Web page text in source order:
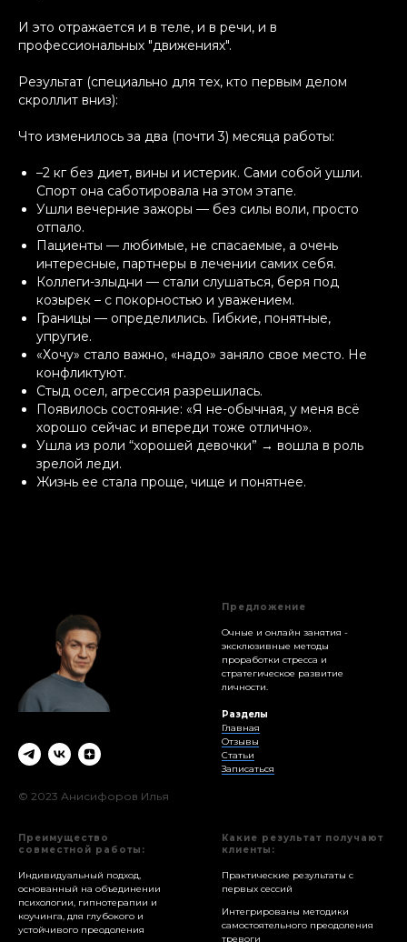
И это отражается и в теле, и в речи, и в
профессиональных "движениях".
Результат (специально для тех, кто первым делом
скроллит вниз):
Что изменилось за два (почти 3) месяца работы:
–2 кг без диет, вины и истерик. Сами собой ушли.
Спорт она саботировала на этом этапе.
Ушли вечерние зажоры — без силы воли, просто
отпало.
Пациенты — любимые, не спасаемые, а очень
интересные, партнеры в лечении самих себя.
Коллеги-злыдни — стали слушаться, беря под
козырек – с покорностью и уважением.
Границы — определились. Гибкие, понятные,
упругие.
«Хочу» стало важно, «надо» заняло свое место. Не
конфликтуют.
Стыд осел, агрессия разрешилась.
Появилось состояние: «Я не-обычная, у меня всё
хорошо сейчас и впереди тоже отлично».
Ушла из роли “хорошей девочки” → вошла в роль
зрелой леди.
Жизнь ее стала проще, чище и понятнее.
© 2023 Анисифоров Илья
Предложение
Очные и онлайн занятия -
эксклюзивные методы
проработки стресса и
стратегическое развитие
личности.
Разделы
Главная
Отзывы
Статьи
Записаться
Преимущество
совместной работы:
Индивидуальный подход,
основанный на объединении
психологии, гипнотерапии и
коучинга, для глубокого и
устойчивого преодоления
Какие результат получают
клиенты:
Практические результаты с
первых сессий
Интегрированы методики
самостоятельного преодоления
тревоги